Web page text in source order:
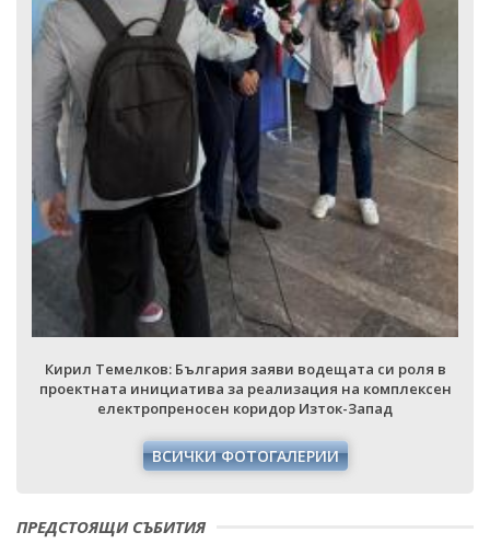
Кирил Темелков: България заяви водещата си роля в
проектната инициатива за реализация на комплексен
електропреносен коридор Изток-Запад
ВСИЧКИ ФОТОГАЛЕРИИ
ПРЕДСТОЯЩИ СЪБИТИЯ